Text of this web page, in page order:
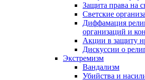
Защита права на
Светские
Диффамация
организаций и
Акции в защиту
Дискуссии о
Экстремизм
Вандализм
Убийства и